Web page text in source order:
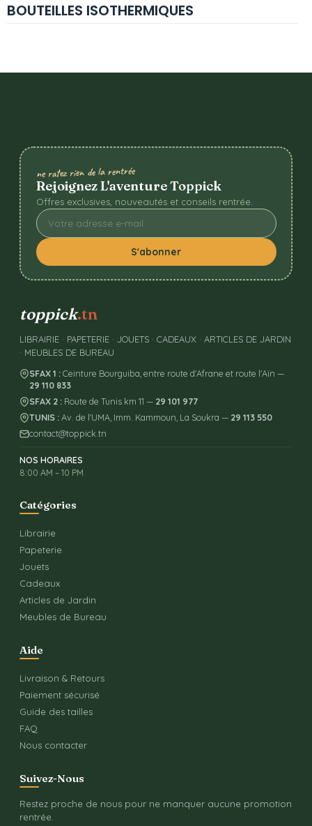
BOUTEILLES ISOTHERMIQUES
ne ratez rien de la rentrée
Rejoignez L'aventure Toppick
Offres exclusives, nouveautés et conseils rentrée.
S'abonner
toppick.tn
LIBRAIRIE · PAPETERIE · JOUETS · CADEAUX · ARTICLES DE JARDIN
· MEUBLES DE BUREAU
SFAX 1 : Ceinture Bourguiba, entre route d'Afrane et route l'Aïn —
29 110 833
SFAX 2 : Route de Tunis km 11 — 29 101 977
TUNIS : Av. de l'UMA, Imm. Kammoun, La Soukra — 29 113 550
contact@toppick.tn
NOS HORAIRES
8:00 AM – 10 PM
Catégories
Librairie
Papeterie
Jouets
Cadeaux
Articles de Jardin
Meubles de Bureau
Aide
Livraison & Retours
Paiement sécurisé
Guide des tailles
FAQ
Nous contacter
Suivez-Nous
Restez proche de nous pour ne manquer aucune promotion
rentrée.